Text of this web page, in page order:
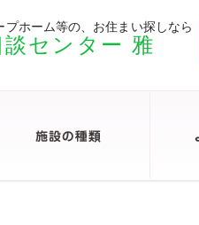
ホーム等の、お住まい探しなら
センター 雅